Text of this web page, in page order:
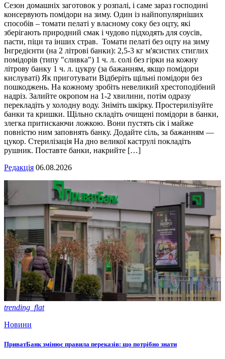
Сезон домашніх заготовок у розпалі, і саме зараз господині
консервують помідори на зиму. Один із найпопулярніших
способів – томати пелаті у власному соку без оцту, які
зберігають природний смак і чудово підходять для соусів,
пасти, піци та інших страв. Томати пелаті без оцту на зиму
Інгредієнти (на 2 літрові банки): 2,5-3 кг м'ясистих стиглих
помідорів (типу "сливка") 1 ч. л. солі без гірки на кожну
літрову банку 1 ч. л. цукру (за бажанням, якщо помідори
кислуваті) Як приготувати Відберіть щільні помідори без
пошкоджень. На кожному зробіть невеликий хрестоподібний
надріз. Залийте окропом на 1-2 хвилини, потім одразу
перекладіть у холодну воду. Зніміть шкірку. Простерилізуйте
банки та кришки. Щільно складіть очищені помідори в банки,
злегка притискаючи ложкою. Вони пустять сік і майже
повністю ним заповнять банку. Додайте сіль, за бажанням —
цукор. Стерилізація На дно великої каструлі покладіть
рушник. Поставте банки, накрийте […]
Редакція 06.08.2026
trending_flat
Новини
ПриватБанк змінює правила переказів: що потрібно знати